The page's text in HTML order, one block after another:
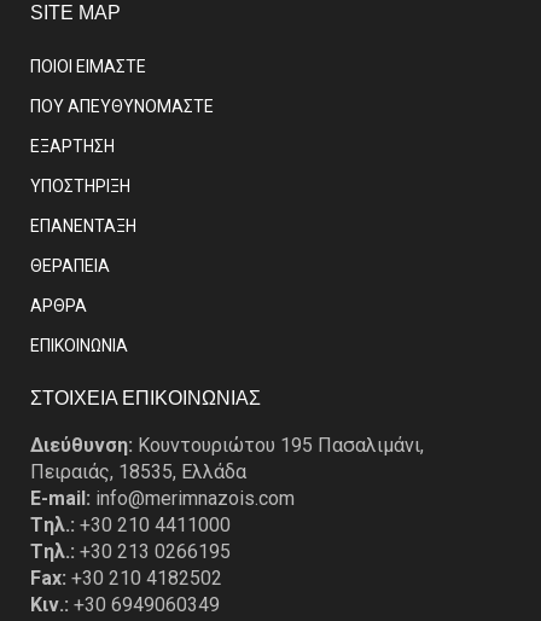
SITE MAP
ΠΟΙΟΙ ΕΙΜΑΣΤE
ΠΟΥ ΑΠΕΥΘΥΝΟΜΑΣΤΕ
ΕΞΑΡΤΗΣΗ
ΥΠΟΣΤΗΡΙΞΗ
ΕΠΑΝΕΝΤΑΞΗ
ΘΕΡΑΠΕΙΑ
ΑΡΘΡΑ
EΠΙΚΟΙΝΩΝΙΑ
ΣΤΟΙΧΕΙΑ ΕΠΙΚΟΙΝΩΝΙΑΣ
Διεύθυνση: Κουντουριώτου 195 Πασαλιμάνι,
Πειραιάς, 18535, Ελλάδα
E-mail: info@merimnazois.com
Tηλ.: +30 210 4411000
Tηλ.: +30 213 0266195
Fax: +30 210 4182502
Κιν.: +30 6949060349